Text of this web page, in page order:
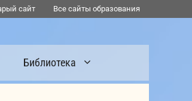
сайт Все сайты образования
Библиотека